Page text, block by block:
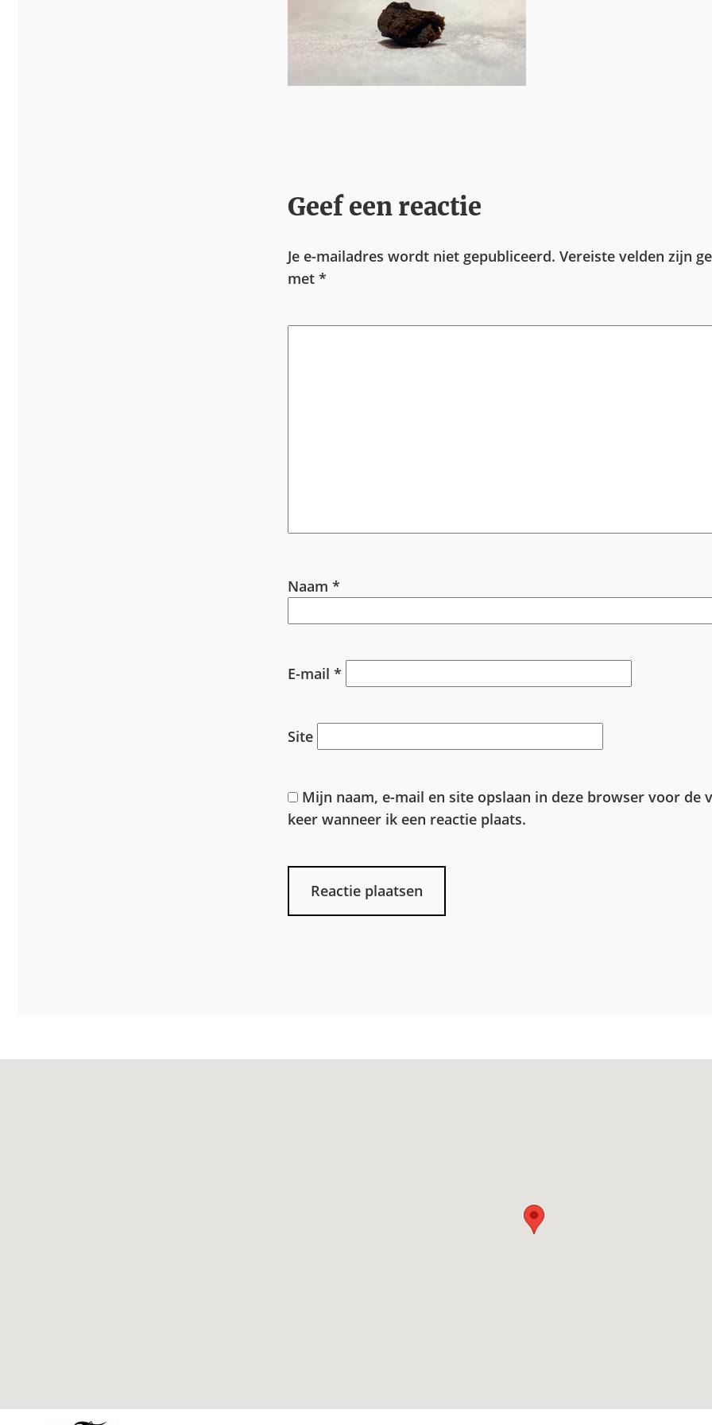
Geef een reactie
Je e-mailadres wordt niet gepubliceerd. Vereiste velden zijn
met *
Naam *
E-mail *
Site
Mijn naam, e-mail en site opslaan in deze browser voor de
keer wanneer ik een reactie plaats.